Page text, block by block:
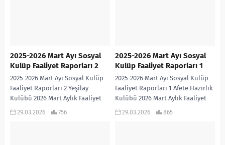
2025-2026 Mart Ayı Sosyal
Kulüp Faaliyet Raporları 2
2025-2026 Mart Ayı Sosyal Kulüp
Faaliyet Raporları 2 Yeşilay
Kulübü 2026 Mart Aylık Faaliyet
Raporu Yayın ve İletişim Kulübü
29.03.2026 756
2025-2026 Mart Ayı Sosyal
Kulüp Faaliyet Raporları 1
2025-2026 Mart Ayı Sosyal Kulüp
Faaliyet Raporları 1 Afete Hazırlık
Kulübü 2026 Mart Aylık Faaliyet
Raporu Bilim Fen ve Teknoloji...
29.03.2026 865